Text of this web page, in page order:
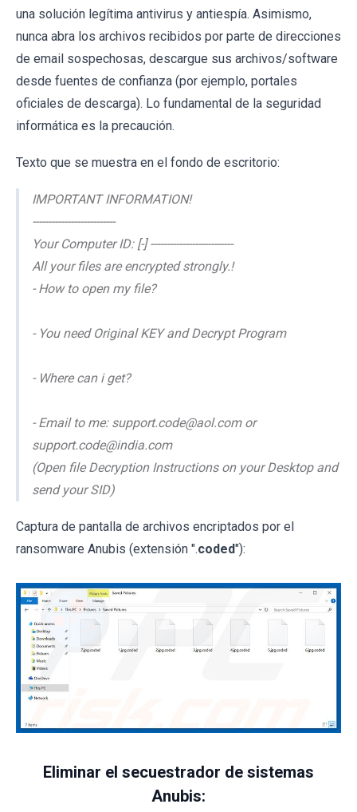
una solución legítima antivirus y antiespía. Asimismo,
nunca abra los archivos recibidos por parte de direcciones
de email sospechosas, descargue sus archivos/software
desde fuentes de confianza (por ejemplo, portales
oficiales de descarga). Lo fundamental de la seguridad
informática es la precaución.
Texto que se muestra en el fondo de escritorio:
IMPORTANT INFORMATION!
--------------------------
Your Computer ID: [-] --------------------------
All your files are encrypted strongly.!
- How to open my file?
- You need Original KEY and Decrypt Program
- Where can i get?
- Email to me: support.code@aol.com or
support.code@india.com
(Open file Decryption Instructions on your Desktop and
send your SID)
Captura de pantalla de archivos encriptados por el
ransomware Anubis (extensión ".coded"):
Eliminar el secuestrador de sistemas
Anubis: